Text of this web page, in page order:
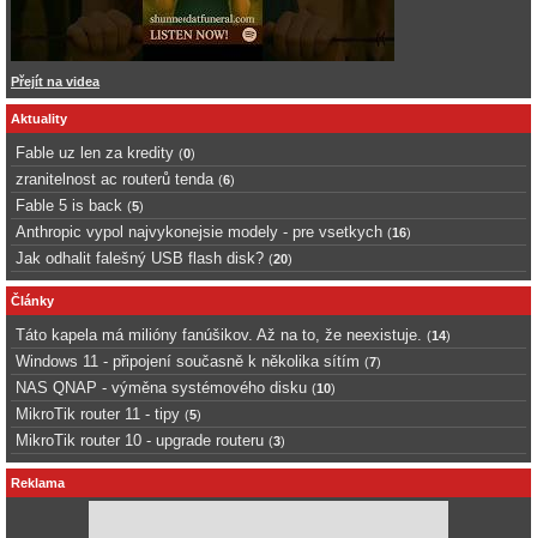
Přejít na videa
Aktuality
Fable uz len za kredity (0)
zranitelnost ac routerů tenda (6)
Fable 5 is back (5)
Anthropic vypol najvykonejsie modely - pre vsetkych (16)
Jak odhalit falešný USB flash disk? (20)
Články
Táto kapela má milióny fanúšikov. Až na to, že neexistuje. (14)
Windows 11 - připojení současně k několika sítím (7)
NAS QNAP - výměna systémového disku (10)
MikroTik router 11 - tipy (5)
MikroTik router 10 - upgrade routeru (3)
Reklama